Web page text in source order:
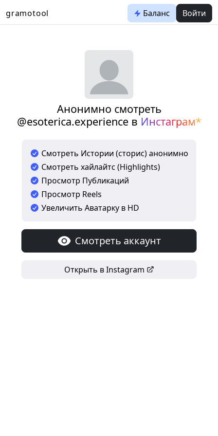
gramotool Баланс Войти
Анонимно смотреть
@esoterica.experience в Инстаграм*
Смотреть Истории (сторис) анонимно
Смотреть хайлайтс (Highlights)
Просмотр Публикаций
Просмотр Reels
Увеличить Аватарку в HD
Смотреть аккаунт
Открыть в Instagram